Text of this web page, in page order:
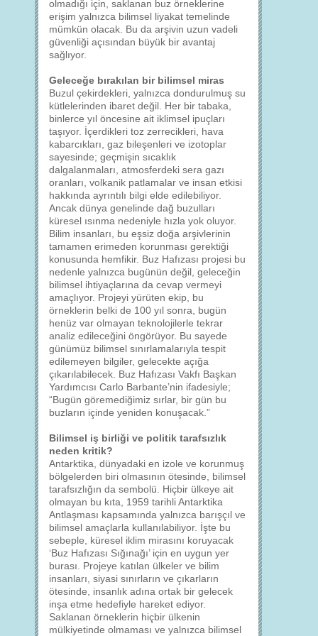
olmadığı için, saklanan buz örneklerine
erişim yalnızca bilimsel liyakat temelinde
mümkün olacak. Bu da arşivin uzun vadeli
güvenliği açısından büyük bir avantaj
sağlıyor.
Geleceğe bırakılan bir bilimsel miras
Buzul çekirdekleri, yalnızca dondurulmuş su
kütlelerinden ibaret değil. Her bir tabaka,
binlerce yıl öncesine ait iklimsel ipuçları
taşıyor. İçerdikleri toz zerrecikleri, hava
kabarcıkları, gaz bileşenleri ve izotoplar
sayesinde; geçmişin sıcaklık
dalgalanmaları, atmosferdeki sera gazı
oranları, volkanik patlamalar ve insan etkisi
hakkında ayrıntılı bilgi elde edilebiliyor.
Ancak dünya genelinde dağ buzulları
küresel ısınma nedeniyle hızla yok oluyor.
Bilim insanları, bu eşsiz doğa arşivlerinin
tamamen erimeden korunması gerektiği
konusunda hemfikir. Buz Hafızası projesi bu
nedenle yalnızca bugünün değil, geleceğin
bilimsel ihtiyaçlarına da cevap vermeyi
amaçlıyor. Projeyi yürüten ekip, bu
örneklerin belki de 100 yıl sonra, bugün
henüz var olmayan teknolojilerle tekrar
analiz edileceğini öngörüyor. Bu sayede
günümüz bilimsel sınırlamalarıyla tespit
edilemeyen bilgiler, gelecekte açığa
çıkarılabilecek. Buz Hafızası Vakfı Başkan
Yardımcısı Carlo Barbante’nin ifadesiyle;
“Bugün göremediğimiz sırlar, bir gün bu
buzların içinde yeniden konuşacak.”
Bilimsel iş birliği ve politik tarafsızlık
neden kritik?
Antarktika, dünyadaki en izole ve korunmuş
bölgelerden biri olmasının ötesinde, bilimsel
tarafsızlığın da sembolü. Hiçbir ülkeye ait
olmayan bu kıta, 1959 tarihli Antarktika
Antlaşması kapsamında yalnızca barışçıl ve
bilimsel amaçlarla kullanılabiliyor. İşte bu
sebeple, küresel iklim mirasını koruyacak
‘Buz Hafızası Sığınağı’ için en uygun yer
burası. Projeye katılan ülkeler ve bilim
insanları, siyasi sınırların ve çıkarların
ötesinde, insanlık adına ortak bir gelecek
inşa etme hedefiyle hareket ediyor.
Saklanan örneklerin hiçbir ülkenin
mülkiyetinde olmaması ve yalnızca bilimsel